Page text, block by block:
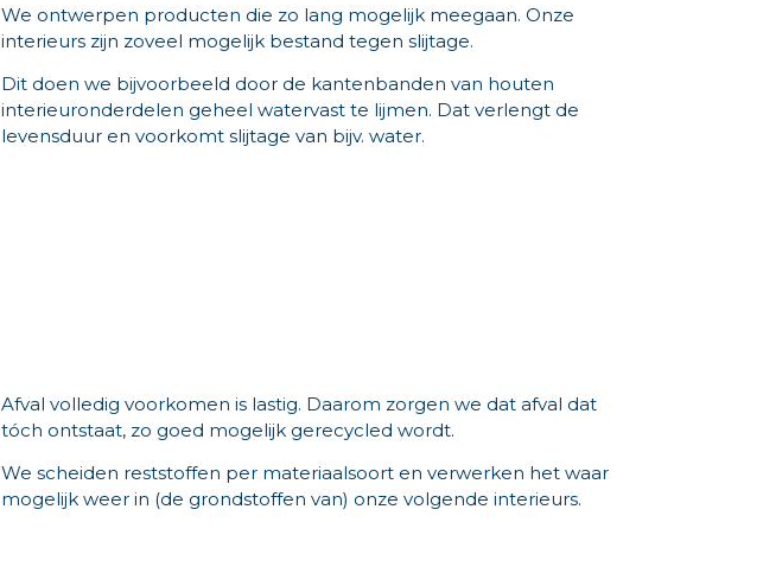
We ontwerpen producten die zo lang mogelijk meegaan. Onze
interieurs zijn zoveel mogelijk bestand tegen slijtage.
Dit doen we bijvoorbeeld door de kantenbanden van houten
interieuronderdelen geheel watervast te lijmen. Dat verlengt de
levensduur en voorkomt slijtage van bijv. water.
Afval volledig voorkomen is lastig. Daarom zorgen we dat afval dat
tóch ontstaat, zo goed mogelijk gerecycled wordt.
We scheiden reststoffen per materiaalsoort en verwerken het waar
mogelijk weer in (de grondstoffen van) onze volgende interieurs.